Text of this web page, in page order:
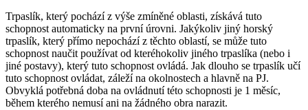
Trpaslík, který pochází z výše zmíněné oblasti, získává tuto
schopnost automaticky na první úrovni. Jakýkoliv jiný horský
trpaslík, který přímo nepochází z těchto oblastí, se může tuto
schopnost naučit používat od kteréhokoliv jiného trpaslíka (nebo i
jiné postavy), který tuto schopnost ovládá. Jak dlouho se trpaslík učí
tuto schopnost ovládat, záleží na okolnostech a hlavně na PJ.
Obvyklá potřebná doba na ovládnutí této schopnosti je 1 měsíc,
během kterého nemusí ani na žádného obra narazit.